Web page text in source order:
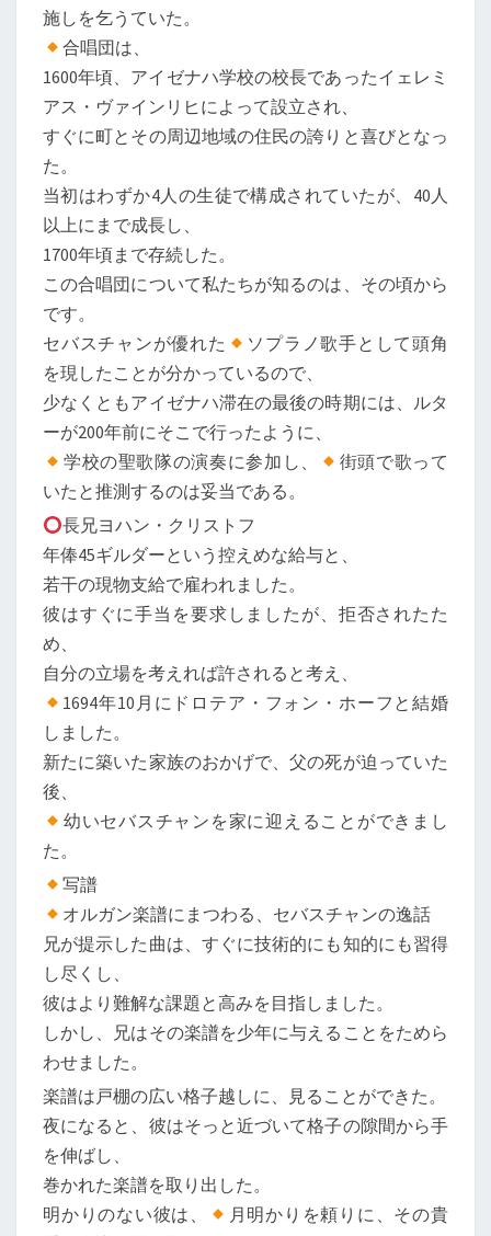
施しを乞うていた。
合唱団は、
1600年頃、アイゼナハ学校の校長であったイェレミ
アス・ヴァインリヒによって設立され、
すぐに町とその周辺地域の住民の誇りと喜びとなっ
た。
当初はわずか4人の生徒で構成されていたが、40人
以上にまで成長し、
1700年頃まで存続した。
この合唱団について私たちが知るのは、その頃から
です。
セバスチャンが優れた
ソプラノ歌手として頭角
を現したことが分かっているので、
少なくともアイゼナハ滞在の最後の時期には、ルタ
ーが200年前にそこで行ったように、
学校の聖歌隊の演奏に参加し、
街頭で歌って
いたと推測するのは妥当である。
長兄ヨハン・クリストフ
年俸45ギルダーという控えめな給与と、
若干の現物支給で雇われました。
彼はすぐに手当を要求しましたが、拒否されたた
め、
自分の立場を考えれば許されると考え、
1694年10月にドロテア・フォン・ホーフと結婚
しました。
新たに築いた家族のおかげで、父の死が迫っていた
後、
幼いセバスチャンを家に迎えることができまし
た。
写譜
オルガン楽譜にまつわる、セバスチャンの逸話
兄が提示した曲は、すぐに技術的にも知的にも習得
し尽くし、
彼はより難解な課題と高みを目指しました。
しかし、兄はその楽譜を少年に与えることをためら
わせました。
楽譜は戸棚の広い格子越しに、見ることができた。
夜になると、彼はそっと近づいて格子の隙間から手
を伸ばし、
巻かれた楽譜を取り出した。
明かりのない彼は、
月明かりを頼りに、その貴